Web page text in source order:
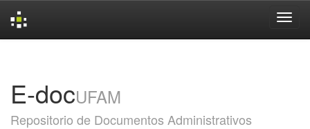
E-docUFAM
Repositorio de Documentos Administrativos